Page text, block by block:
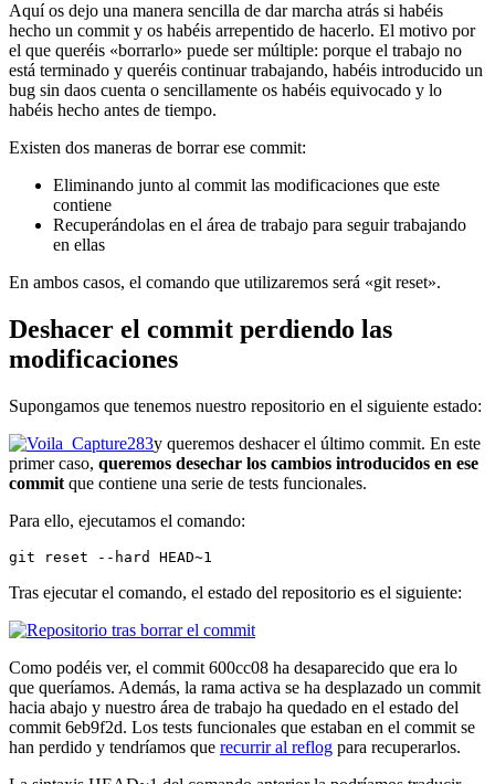
Aquí os dejo una manera sencilla de dar marcha atrás si habéis
hecho un commit y os habéis arrepentido de hacerlo. El motivo por
el que queréis «borrarlo» puede ser múltiple: porque el trabajo no
está terminado y queréis continuar trabajando, habéis introducido un
bug sin daos cuenta o sencillamente os habéis equivocado y lo
habéis hecho antes de tiempo.
Existen dos maneras de borrar ese commit:
Eliminando junto al commit las modificaciones que este
contiene
Recuperándolas en el área de trabajo para seguir trabajando
en ellas
En ambos casos, el comando que utilizaremos será «git reset».
Deshacer el commit perdiendo las
modificaciones
Supongamos que tenemos nuestro repositorio en el siguiente estado:
y queremos deshacer el último commit. En este
primer caso, queremos desechar los cambios introducidos en ese
commit que contiene una serie de tests funcionales.
Para ello, ejecutamos el comando:
git reset --hard HEAD~1
Tras ejecutar el comando, el estado del repositorio es el siguiente:
Como podéis ver, el commit 600cc08 ha desaparecido que era lo
que queríamos. Además, la rama activa se ha desplazado un commit
hacia abajo y nuestro área de trabajo ha quedado en el estado del
commit 6eb9f2d. Los tests funcionales que estaban en el commit se
han perdido y tendríamos que recurrir al reflog para recuperarlos.